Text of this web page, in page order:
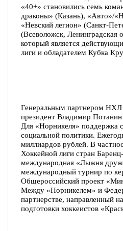
«40+» становились семь
драконы» (Казань), «Авто»/
«Невский легион» (Санкт-
(Всеволожск,
который является
лиги и обладателем Кубка
Генеральным партнером НХЛ
президент Владимир Потанин
Для «Норникеля» поддержка
социальной политики.
миллиардов рублей. В
Хоккейной лиги стран
международная «Лыжня
международный турнир по
Общероссийский проект
Между «Норникелем» и
партнерстве, направленный
подготовки хоккеистов